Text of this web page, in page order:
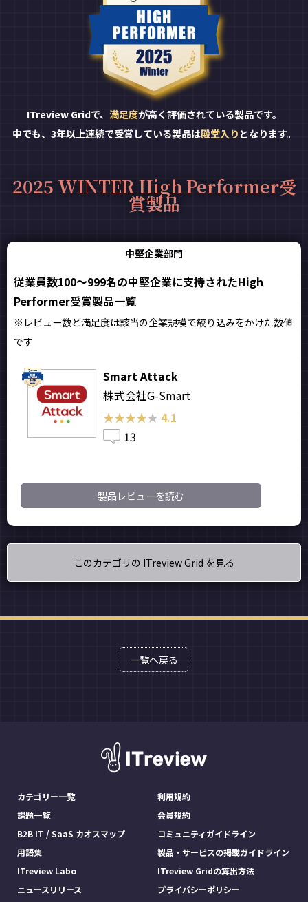
ITreview Gridで、 満足度が高く評価されている製品です。
中でも、3年以上連続で受賞している製品は殿堂入り となります。
2025 WINTER High Performer受
賞製品
中堅企業部門
従業員数100～999名の中堅企業に支持されたHigh
Performer受賞製品一覧
※レビュー数と満足度は該当の企業規模で絞り込みをかけた数値
です
Smart Attack
株式会社G-Smart
★★★★★
★★★★★ 4.1
13
製品レビューを読む
このカテゴリの ITreview Grid を見る
一覧へ戻る
カテゴリー一覧
課題一覧
B2B IT / SaaS カオスマップ
用語集
ITreview Labo
ニュースリリース
利用規約
会員規約
コミュニティガイドライン
製品・サービスの掲載ガイドライン
ITreview Gridの算出方法
プライバシーポリシー